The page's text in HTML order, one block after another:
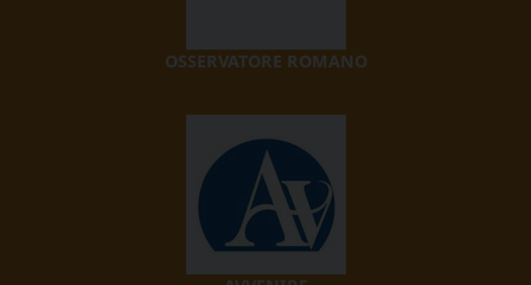
OSSERVATORE ROMANO